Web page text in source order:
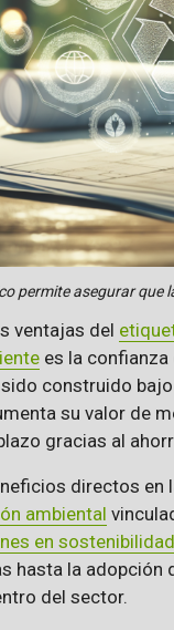
permite asegurar
ventajas del
es la confianza
construido
su valor de
gracias al
directos en
ambiental
en sostenibilidad
hasta la adopción
del sector.